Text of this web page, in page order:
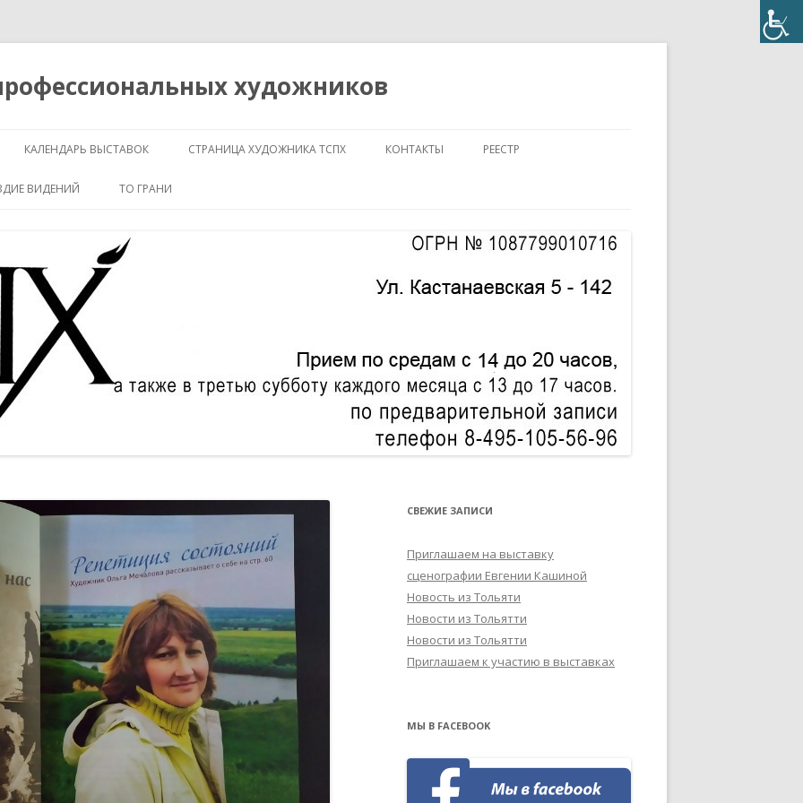
художников
к
содержимому
КАЛЕНДАРЬ ВЫСТАВОК СТРАНИЦА ХУДОЖНИКА ТСПХ КОНТАКТЫ РЕЕСТР
АККРЕДИТОВАННЫЙ ЭКСПЕРТ
ВИДЕНИЙ ТО ГРАНИ
СВЕЖИЕ ЗАПИСИ
Приглашаем на выставку
сценографии Евгении Кашиной
Новость из Тольяти
Новости из Тольятти
Новости из Тольятти
Приглашаем к участию в выставках
МЫ В FACEBOOK